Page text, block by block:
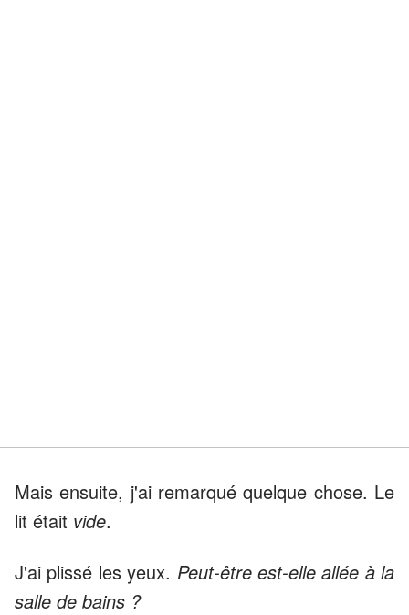
Mais ensuite, j'ai remarqué quelque chose. Le
lit était vide.
J'ai plissé les yeux. Peut-être est-elle allée à la
salle de bains ?